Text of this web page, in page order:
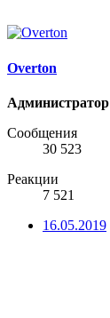
Overton
Администратор
Сообщения
30 523
Реакции
7 521
16.05.2019